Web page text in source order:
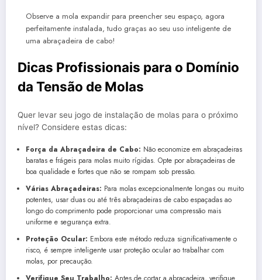
Observe a mola expandir para preencher seu espaço, agora
perfeitamente instalada, tudo graças ao seu uso inteligente de
uma abraçadeira de cabo!
Dicas Profissionais para o Domínio
da Tensão de Molas
Quer levar seu jogo de instalação de molas para o próximo
nível? Considere estas dicas:
Força da Abraçadeira de Cabo: Não economize em abraçadeiras
baratas e frágeis para molas muito rígidas. Opte por abraçadeiras de
boa qualidade e fortes que não se rompam sob pressão.
Várias Abraçadeiras: Para molas excepcionalmente longas ou muito
potentes, usar duas ou até três abraçadeiras de cabo espaçadas ao
longo do comprimento pode proporcionar uma compressão mais
uniforme e segurança extra.
Proteção Ocular: Embora este método reduza significativamente o
risco, é sempre inteligente usar proteção ocular ao trabalhar com
molas, por precaução.